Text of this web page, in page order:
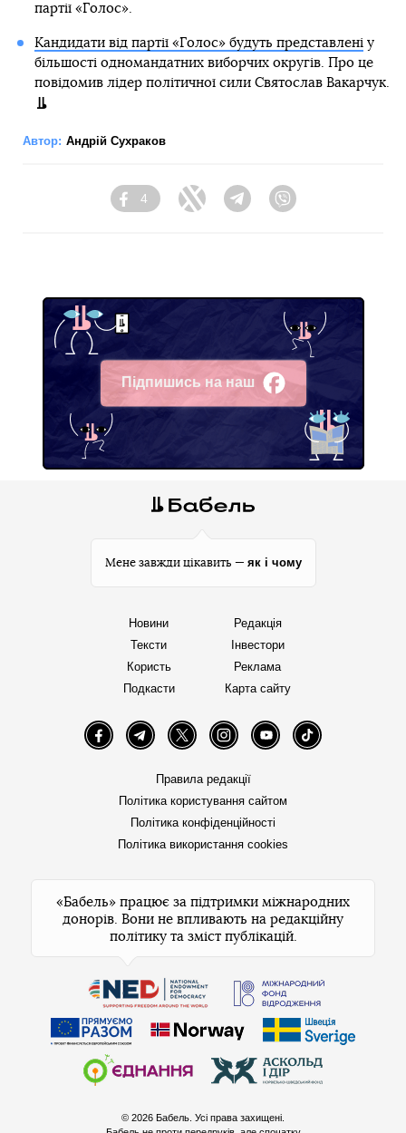
партії «Голос».
Кандидати від партії «Голос» будуть представлені у
більшості одномандатних виборчих округів. Про це
повідомив лідер політичної сили Святослав Вакарчук.
Автор: Андрій Сухраков
Facebook
4
Twitter TelegramViber
Підпишись на наш
Facebook
Мене завжди цікавить — як і чому
Новини
Тексти
Користь
Подкасти
Редакція
Інвестори
Реклама
Карта сайту
FacebookTelegramTwitter InstagramYouTube TikTok
Правила редакції
Політика користування сайтом
Політика конфіденційності
Політика використання cookies
«Бабель» працює за підтримки міжнародних
донорів. Вони не впливають на редакційну
політику та зміст публікацій.
© 2026 Бабель. Усі права захищені.